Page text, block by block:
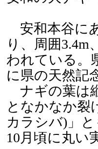
安和本谷に
り、周囲3.4m
われている。
に県の天然記
ナギの葉は
となかなか裂
カラシバ)」
10月頃に丸い